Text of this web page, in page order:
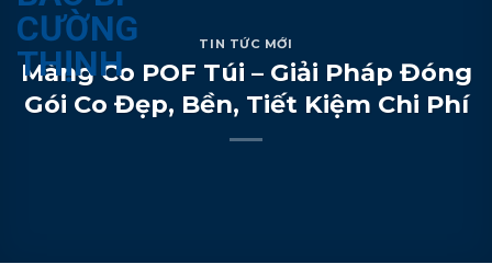
TIN TỨC MỚI
Màng Co POF Túi – Giải Pháp Đóng
Gói Co Đẹp, Bền, Tiết Kiệm Chi Phí